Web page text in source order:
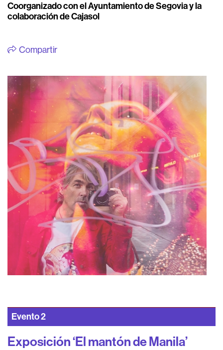
Coorganizado con el Ayuntamiento de Segovia y la
colaboración de Cajasol
Compartir
Evento2
Exposición ‘El mantón de Manila’